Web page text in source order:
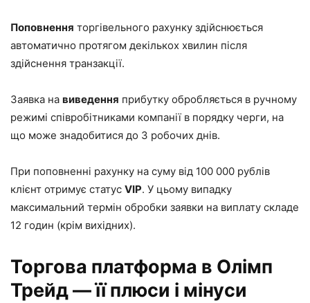
Поповнення торгівельного рахунку здійснюється
автоматично протягом декількох хвилин після
здійснення транзакції.
Заявка на виведення прибутку обробляється в ручному
режимі співробітниками компанії в порядку черги, на
що може знадобитися до 3 робочих днів.
При поповненні рахунку на суму від 100 000 рублів
клієнт отримує статус VIP. У цьому випадку
максимальний термін обробки заявки на виплату складе
12 годин (крім вихідних).
Торгова платформа в Олімп
Трейд — її плюси і мінуси